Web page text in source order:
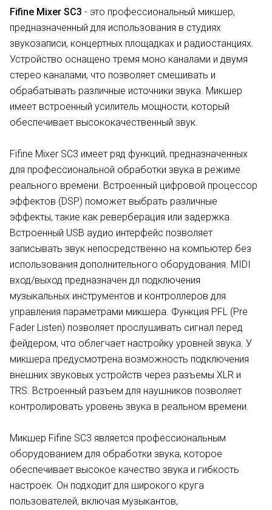
Fifine Mixer SC3 - это профессиональный микшер,
предназначенный для использования в студиях
звукозаписи, концертных площадках и радиостанциях.
Устройство оснащено тремя моно каналами и двумя
стерео каналами, что позволяет смешивать и
обрабатывать различные источники звука. Микшер
имеет встроенный усилитель мощности, который
обеспечивает высококачественный звук.
Fifine Mixer SC3 имеет ряд функций, предназначенных
для профессиональной обработки звука в режиме
реального времени. Встроенный цифровой процессор
эффектов (DSP) поможет выбрать различные
эффекты, такие как реверберация или задержка.
Встроенный USB аудио интерфейс позволяет
записывать звук непосредственно на компьютер без
использования дополнительного оборудования. MIDI
вход/выход предназначен дл подключения
музыкальных инструментов и контроллеров для
управления параметрами микшера. Функция PFL (Pre
Fader Listen) позволяет прослушивать сигнал перед
фейдером, что облегчает настройку уровней звука. У
микшера предусмотрена возможность подключения
внешних звуковых устройств через разъемы XLR и
TRS. Встроенный разъем для наушников позволяет
контролировать уровень звука в реальном времени.
Микшер Fifine SC3 является профессиональным
оборудованием для обработки звука, которое
обеспечивает высокое качество звука и гибкость
настроек. Он подходит для широкого круга
пользователей, включая музыкантов,